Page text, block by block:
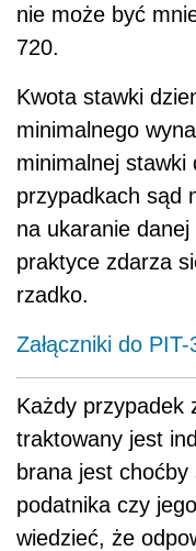
nie może być
720.
Kwota stawki
minimalnego
minimalnej stawki
przypadkach sąd
na ukaranie
praktyce zdarza
rzadko.
Załączniki do
Każdy przypadek
traktowany jest
brana jest
podatnika czy
wiedzieć, że